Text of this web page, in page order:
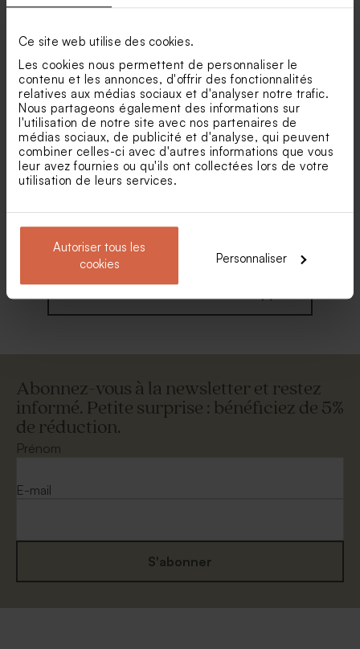
Ce site web utilise des cookies.
Les cookies nous permettent de personnaliser le
contenu et les annonces, d'offrir des fonctionnalités
relatives aux médias sociaux et d'analyser notre trafic.
Nous partageons également des informations sur
l'utilisation de notre site avec nos partenaires de
médias sociaux, de publicité et d'analyse, qui peuvent
combiner celles-ci avec d'autres informations que vous
leur avez fournies ou qu'ils ont collectées lors de votre
utilisation de leurs services.
Autoriser tous les
cookies
Personnaliser
Grande enveloppe papier
kraft
Enveloppe naissance rouille
Enveloppe crème rectangle Enveloppe rose pâle
Abonnez-vous à la newsletter et restez
informé. Petite surprise : bénéficiez de 5%
de réduction.
Prénom
E-mail
S'abonner